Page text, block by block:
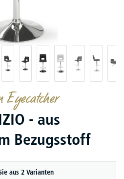
- aus
Bezugsstoff
aus 2 Varianten